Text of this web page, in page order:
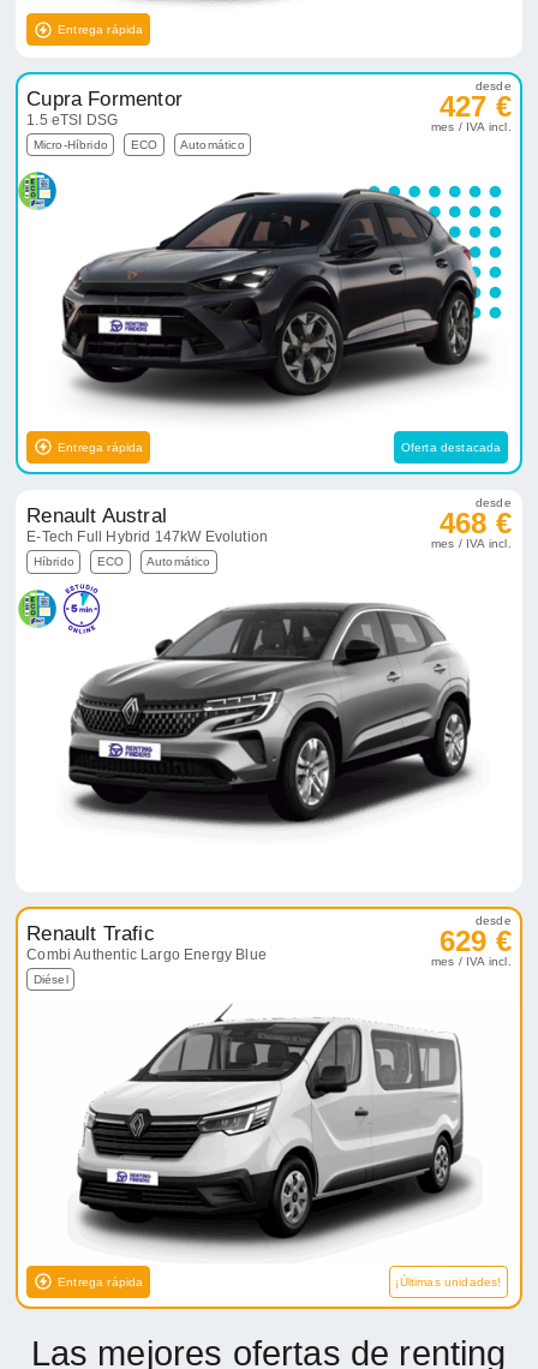
Entrega rápida
Cupra Formentor
1.5 eTSI DSG
Micro-Híbrido ECO Automático
desde
427 €
mes / IVA incl.
Entrega rápida Oferta destacada
Renault Austral
E-Tech Full Hybrid 147kW Evolution
Híbrido ECO Automático
desde
468 €
mes / IVA incl.
Renault Trafic
Combi Authentic Largo Energy Blue
Diésel
desde
629 €
mes / IVA incl.
Entrega rápida ¡Últimas unidades!
Las mejores ofertas de renting